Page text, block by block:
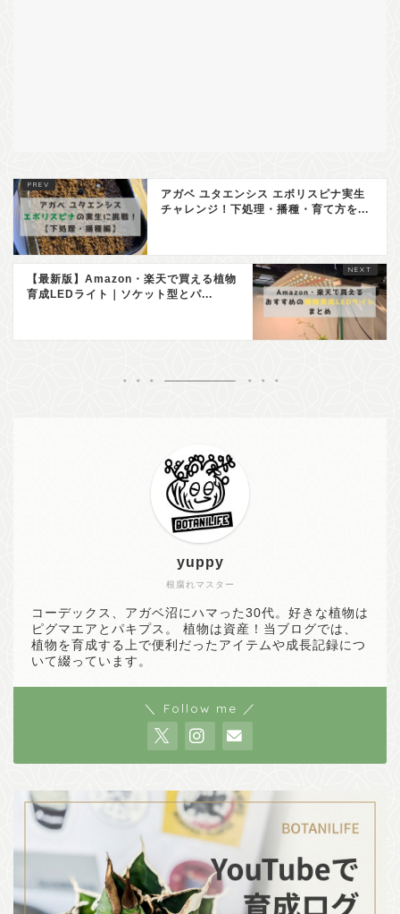
アガベ ユタエンシス エボリスピナ実生
チャレンジ！下処理・播種・育て方を...
【最新版】Amazon・楽天で買える植物
育成LEDライト｜ソケット型とパ...
根腐れマスター
yuppy
コーデックス、アガベ沼にハマった30代。好きな植物は
ピグマエアとパキプス。 植物は資産！当ブログでは、
植物を育成する上で便利だったアイテムや成長記録につ
いて綴っています。
＼ Follow me ／